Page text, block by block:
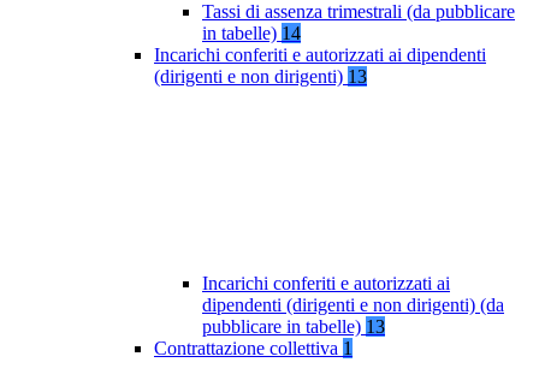
Tassi di assenza trimestrali (da pubblicare
in tabelle) 14
Incarichi conferiti e autorizzati ai dipendenti
(dirigenti e non dirigenti) 13
Incarichi conferiti e autorizzati ai
dipendenti (dirigenti e non dirigenti) (da
pubblicare in tabelle) 13
Contrattazione collettiva 1